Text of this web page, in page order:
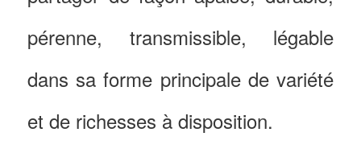
pérenne, transmissible, légable
dans sa forme principale de variété
et de richesses à disposition.